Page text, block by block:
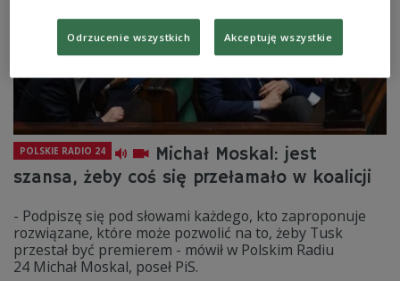
POLSKIE RADIO 24
Michał Moskal: jest
szansa, żeby coś się przełamało w koalicji
- Podpiszę się pod słowami każdego, kto zaproponuje
rozwiązane, które może pozwolić na to, żeby Tusk
przestał być premierem - mówił w Polskim Radiu
24 Michał Moskal, poseł PiS.
Odrzucenie wszystkich Akceptuję wszystkie